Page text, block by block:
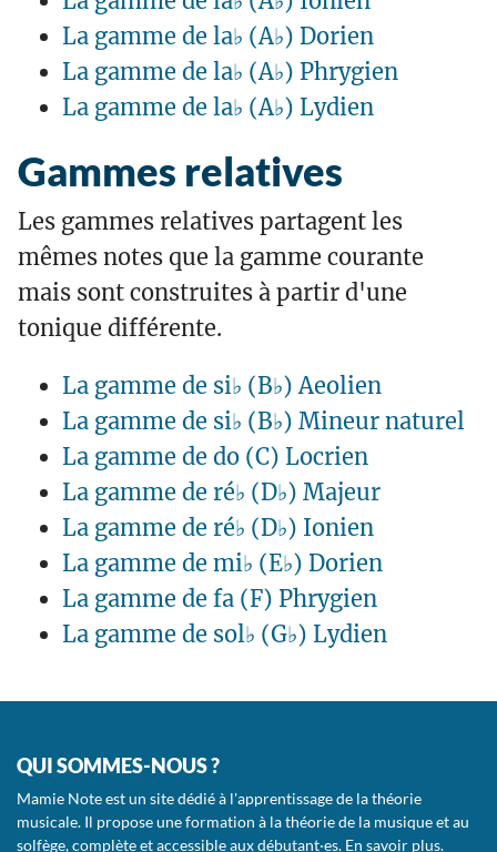
La gamme de la♭ (A♭) Dorien
La gamme de la♭ (A♭) Phrygien
La gamme de la♭ (A♭) Lydien
Gammes relatives
Les gammes relatives partagent les
mêmes notes que la gamme courante
mais sont construites à partir d'une
tonique différente.
La gamme de si♭ (B♭) Aeolien
La gamme de si♭ (B♭) Mineur naturel
La gamme de do (C) Locrien
La gamme de ré♭ (D♭) Majeur
La gamme de ré♭ (D♭) Ionien
La gamme de mi♭ (E♭) Dorien
La gamme de fa (F) Phrygien
La gamme de sol♭ (G♭) Lydien
QUI SOMMES-NOUS ?
Mamie Note est un site dédié à l'apprentissage de la théorie
musicale. Il propose une formation à la théorie de la musique et au
solfège, complète et accessible aux débutant·es. En savoir plus.